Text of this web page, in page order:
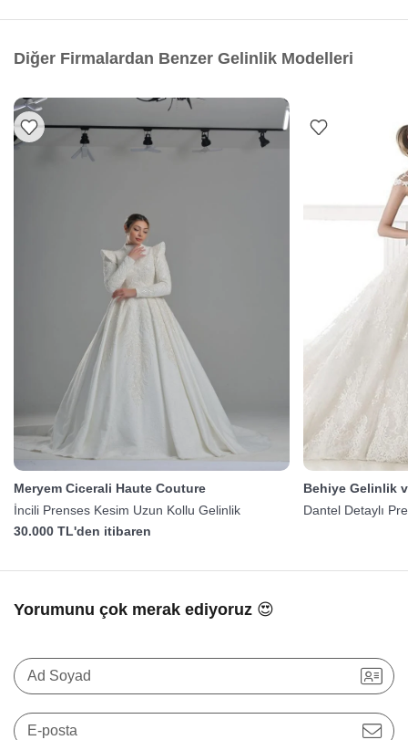
Diğer Firmalardan Benzer Gelinlik Modelleri
Meryem Cicerali Haute Couture
İncili Prenses Kesim Uzun Kollu Gelinlik
30.000 TL'den itibaren
Behiye Gelinlik
Dantel Detaylı
Yorumunu çok merak ediyoruz 😍
Ad Soyad
E-posta